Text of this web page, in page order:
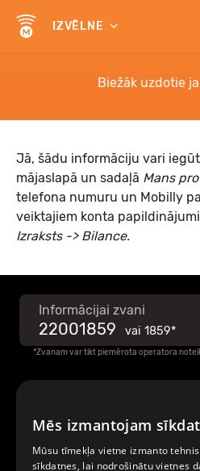
IZVĒLNE
Biežāk uzdotie
Jā, šādu informāciju vari
mājaslapā un sadaļā Mans
telefona numuru un Mobilly
veiktajiem konta
Izraksts -> Bilance.
Informācijai zvani
22001859 vai 1859*
*Zvanam var tikt piemērota operatora
Par
Mēs izmantojam
Mūsu tīmekļa vietne izmanto
sīkdatnes, lai nodrošinātu vietnes